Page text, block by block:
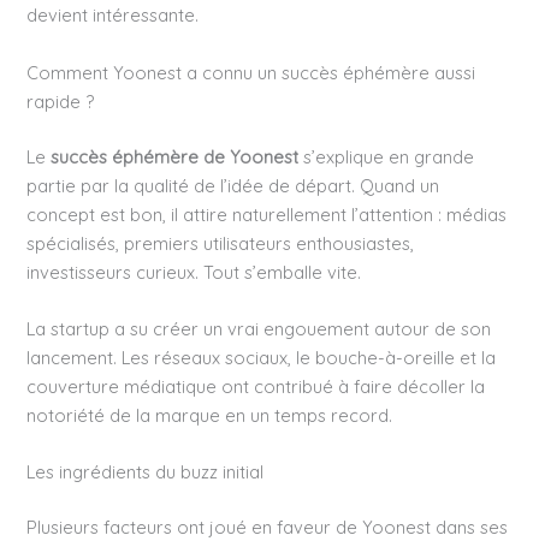
devient intéressante.
Comment Yoonest a connu un succès éphémère aussi
rapide ?
Lesuccès éphémère de Yoonest s’explique en grande
partie par la qualité de l’idée de départ. Quand un
concept est bon, il attire naturellement l’attention : médias
spécialisés, premiers utilisateurs enthousiastes,
investisseurs curieux. Tout s’emballe vite.
La startup a su créer un vrai engouement autour de son
lancement. Les réseaux sociaux, le bouche-à-oreille et la
couverture médiatique ont contribué à faire décoller la
notoriété de la marque en un temps record.
Les ingrédients du buzz initial
Plusieurs facteurs ont joué en faveur de Yoonest dans ses